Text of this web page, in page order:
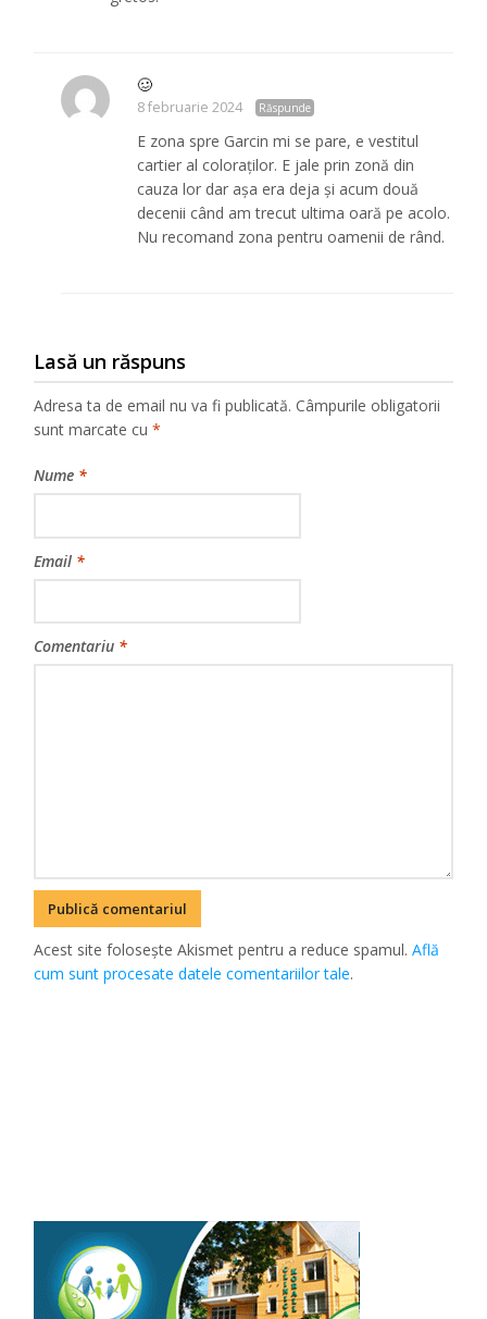
🥴
8 februarie 2024 Răspunde
E zona spre Garcin mi se pare, e vestitul
cartier al coloraților. E jale prin zonă din
cauza lor dar așa era deja și acum două
decenii când am trecut ultima oară pe acolo.
Nu recomand zona pentru oamenii de rând.
Lasă un răspuns
Adresa ta de email nu va fi publicată. Câmpurile obligatorii
sunt marcate cu*
Nume *
Email *
Comentariu *
Acest site folosește Akismet pentru a reduce spamul.Află
cum sunt procesate datele comentariilor tale.